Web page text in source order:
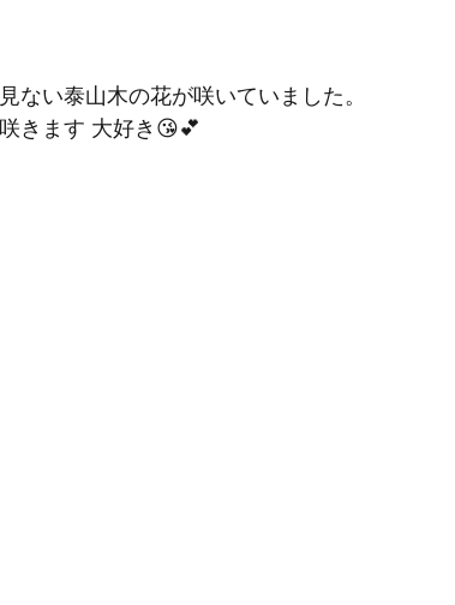
ない泰山木の花が咲いていました。
きます 大好き😘💕